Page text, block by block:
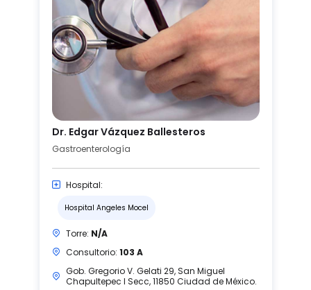
Dr. Edgar Vázquez Ballesteros
Gastroenterología
Hospital:
Hospital Angeles Mocel
Torre: N/A
Consultorio: 103 A
Gob. Gregorio V. Gelati 29, San Miguel
Chapultepec I Secc, 11850 Ciudad de México.